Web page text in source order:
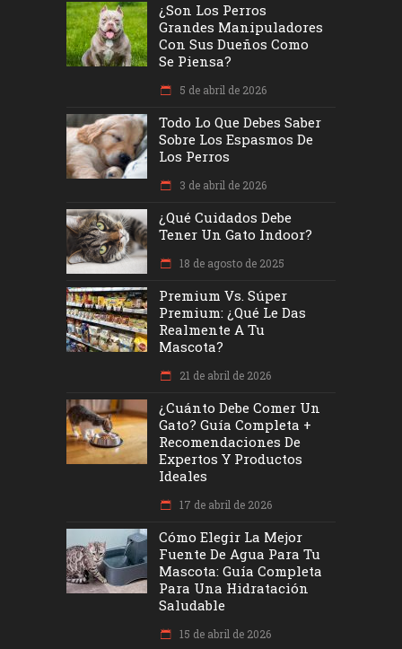
¿Son Los Perros
Grandes Manipuladores
Con Sus Dueños Como
Se Piensa?
5 de abril de 2026
Todo Lo Que Debes Saber
Sobre Los Espasmos De
Los Perros
3 de abril de 2026
¿Qué Cuidados Debe
Tener Un Gato Indoor?
18 de agosto de 2025
Premium Vs. Súper
Premium: ¿Qué Le Das
Realmente A Tu
Mascota?
21 de abril de 2026
¿Cuánto Debe Comer Un
Gato? Guía Completa +
Recomendaciones De
Expertos Y Productos
Ideales
17 de abril de 2026
Cómo Elegir La Mejor
Fuente De Agua Para Tu
Mascota: Guía Completa
Para Una Hidratación
Saludable
15 de abril de 2026